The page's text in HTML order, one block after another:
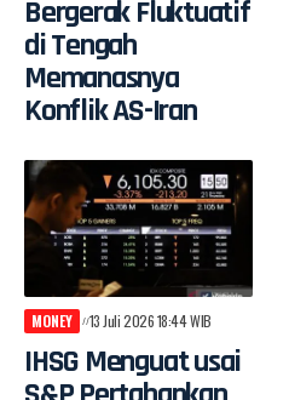
Bergerak Fluktuatif
di Tengah
Memanasnya
Konflik AS-Iran
MONEY 13 Juli 2026 18:44 WIB
IHSG Menguat usai